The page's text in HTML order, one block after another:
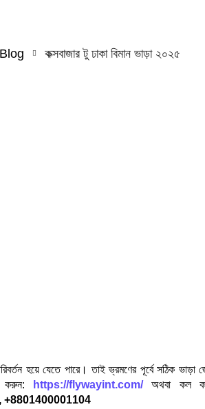
কক্সবাজার টু ঢাকা বিমান ভাড়া ২০২৫
হয়ে যেতে পারে। তাই ভ্রমণের পূর্বে সঠিক ভাড়া
করুন:
https://flywayint.com/অথবা কল
+8801400001104